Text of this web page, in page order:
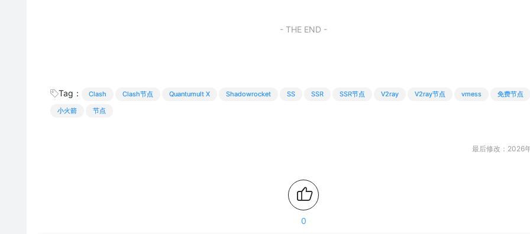
- THE END -
Tag： Clash Clash节点 Quantumult X Shadowrocket SS SSR SSR节点 V2ray V2ray节点 vmess
免费节点
小火箭
节点
最后修改：2026
0